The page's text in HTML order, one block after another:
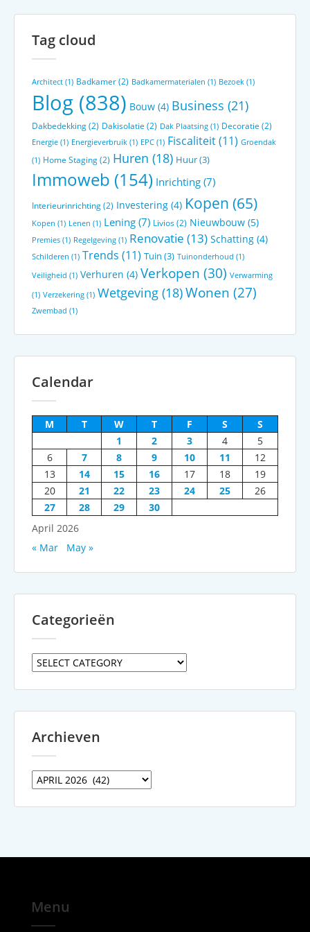
Tag cloud
Architect (1) Badkamer(2) Badkamermaterialen (1) Bezoek (1)
Blog (838) Bouw (4) Business (21)
Dakbedekking(2) Dakisolatie (2) Dak Plaatsing (1) Decoratie (2)
Energie (1) Energieverbruik (1) EPC (1) Fiscaliteit(11) Groendak
(1) Home Staging(2) Huren (18) Huur(3)
Immoweb (154) Inrichting (7)
Interieurinrichting(2) Investering (4) Kopen (65)
Kopen (1) Lenen (1) Lening (7) Livios(2) Nieuwbouw (5)
Premies (1) Regelgeving (1) Renovatie (13) Schatting (4)
Schilderen (1) Trends (11) Tuin (3) Tuinonderhoud (1)
Veiligheid (1) Verhuren (4) Verkopen (30) Verwarming
(1) Verzekering (1) Wetgeving (18)Wonen (27)
Zwembad (1)
Calendar
April 2026
M T W T F S
S
1
2 3 4
5
6
7 8 9 10 11
12
13
14 15 16 17 18
19
20
21 22 23 24 25
26
27
28 29 30
« Mar May »
Categorieën
Categorieën
Archieven
Archieven
Menu